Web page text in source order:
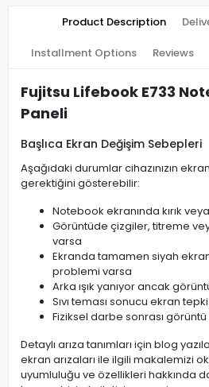
Product Description
Installment Options Reviews
Fujitsu Lifebook E733
Paneli
Başlıca Ekran Değişim Sebepleri
Aşağıdaki durumlar cihazınızın
gerektiğini gösterebilir:
Notebook ekranında kırık
Görüntüde çizgiler, titreme
varsa
Ekranda tamamen siyah
problemi varsa
Arka ışık yanıyor ancak
Sıvı teması sonucu ekran
Fiziksel darbe sonrası
Detaylı arıza tanımları için blog
ekran arızaları ile ilgili makalemizi
uyumluluğu ve özellikleri hakkında